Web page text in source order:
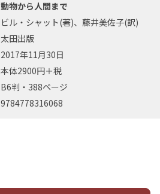
動物から人間まで
ビル・シャット(著)、藤井美佐子(訳)
太田出版
2017年11月30日
本体2900円＋税
B6判・388ページ
9784778316068